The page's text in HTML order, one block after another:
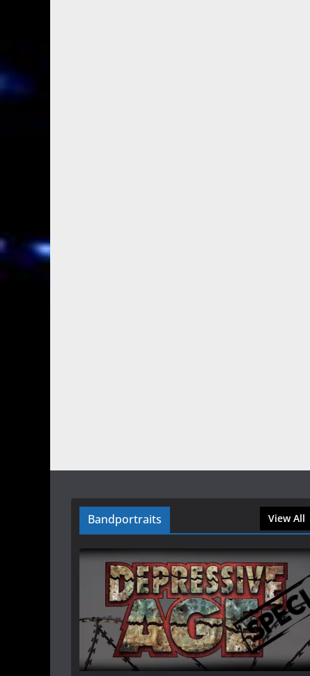
Bandportraits View All